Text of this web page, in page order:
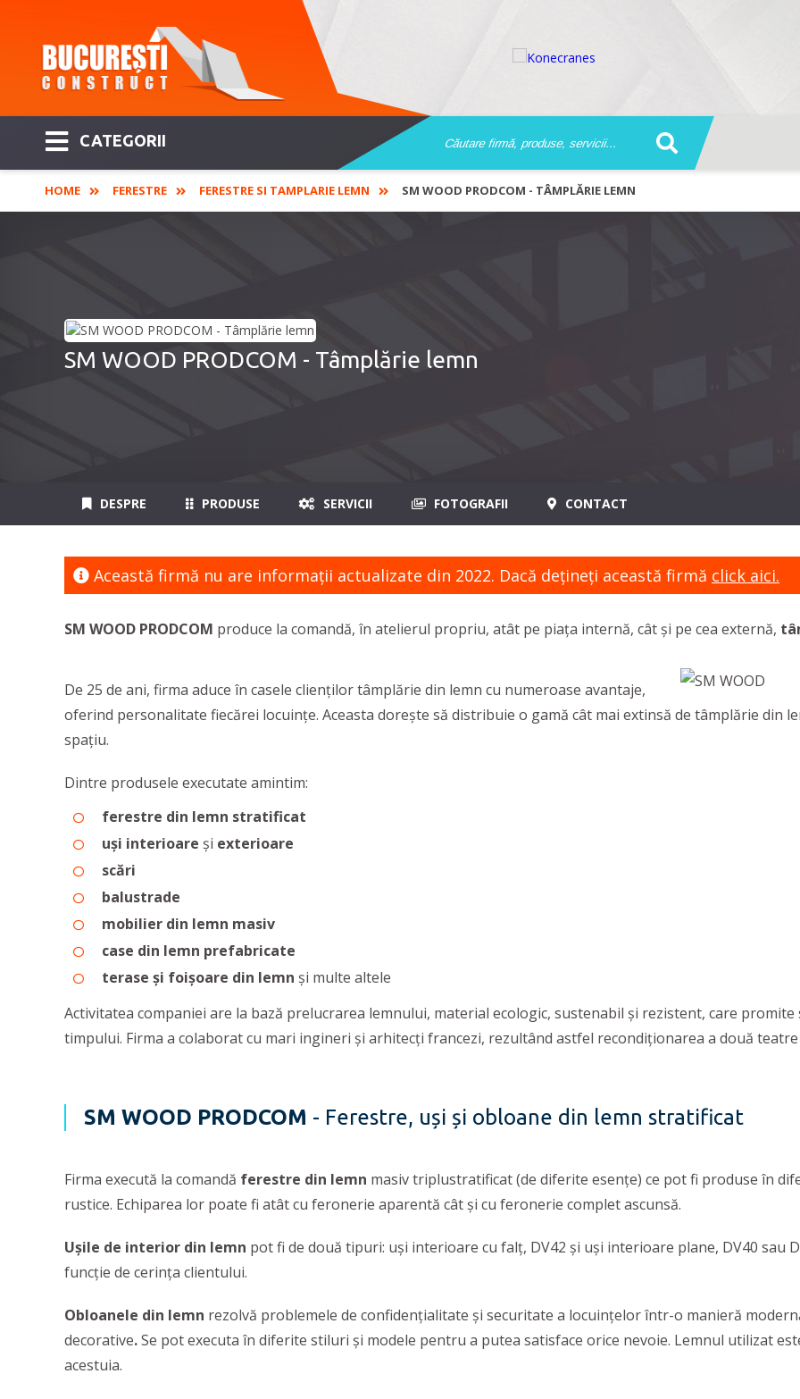
CATEGORII
HOME FERESTRE FERESTRE SI TAMPLARIE LEMN SM WOOD PRODCOM - TÂMPLĂRIE LEMN
SM WOOD PRODCOM - Tâmplărie lemn
DESPRE PRODUSE SERVICII FOTOGRAFII CONTACT
Această firmă nu are informaţii actualizate din 2022. Dacă dețineți această firmă click aici.
SM WOOD PRODCOM produce la comandă, în atelierul propriu, atât pe piața internă, cât și pe cea externă,
De 25 de ani, firma aduce în casele clienților tâmplărie din lemn cu numeroase avantaje,
oferind personalitate fiecărei locuințe. Aceasta dorește să distribuie o gamă cât mai extinsă de tâmplărie din
spațiu.
Dintre produsele executate amintim:
ferestre din lemn stratificat
uși interioare și exterioare
scări
balustrade
mobilier din lemn masiv
case din lemn prefabricate
terase și foișoare din lemn și multe altele
Activitatea companiei are la bază prelucrarea lemnului, material ecologic, sustenabil și rezistent, care
timpului. Firma a colaborat cu mari ingineri şi arhitecţi francezi, rezultând astfel recondiţionarea a două
SM WOOD PRODCOM - Ferestre, uși și obloane din lemn stratificat
Firma execută la comandă ferestre din lemn masiv triplustratificat (de diferite esențe) ce pot fi produse în
rustice. Echiparea lor poate fi atât cu feronerie aparentă cât și cu feronerie complet ascunsă.
Ușile de interior din lemn pot fi de două tipuri: uși interioare cu falț, DV42 și uși interioare plane, DV40 sau
funcție de cerința clientului.
Obloanele din lemn rezolvă problemele de confidențialitate și securitate a locuințelor într-o manieră
decorative.Se pot executa în diferite stiluri și modele pentru a putea satisface orice nevoie. Lemnul utilizat
acestuia.